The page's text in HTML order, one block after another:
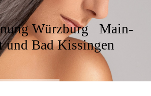
Würzburg Main-
und Bad Kissingen